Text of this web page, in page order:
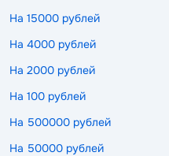
На 15000 рублей
На 4000 рублей
На 2000 рублей
На 100 рублей
На 500000 рублей
На 50000 рублей